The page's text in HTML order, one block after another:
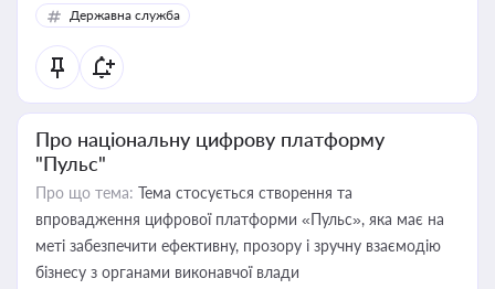
Державна служба
Про національну цифрову платформу
"Пульс"
Про що тема: Тема стосується створення та
впровадження цифрової платформи «Пульс», яка має на
меті забезпечити ефективну, прозору і зручну взаємодію
бізнесу з органами виконавчої влади